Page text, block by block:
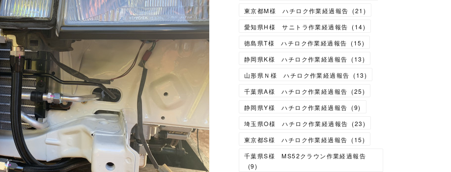
東京都M様 ハチロク作業経過報告 (21 )
愛知県H様 サニトラ作業経過報告 (14)
徳島県T様 ハチロク作業経過報告 (15)
静岡県K様 ハチロク作業経過報告 (13)
山形県Ｎ様 ハチロク作業経過報告 (13)
千葉県A様 ハチロク作業経過報告 (25)
静岡県Y様 ハチロク作業経過報告 (9)
埼玉県O様 ハチロク作業経過報告 (23)
東京都S様 ハチロク作業経過報告 (15)
千葉県S様 MS52クラウン作業経過報告
(9)